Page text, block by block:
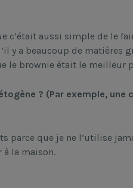
c’était aussi simple de le
y a beaucoup de matières
le brownie était le meilleur
? (Par exemple, une
parce que je ne l’utilise
à la maison.